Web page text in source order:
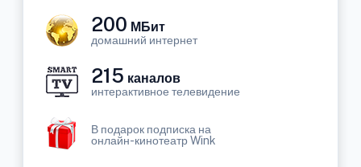
200 МБит
домашний интернет
215 каналов
интерактивное телевидение
В подарок подписка на
онлайн-кинотеатр Wink